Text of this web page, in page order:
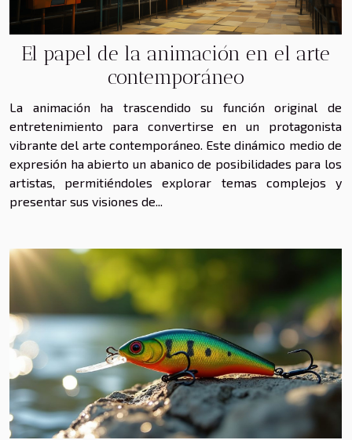
El papel de la animación en el arte
contemporáneo
La animación ha trascendido su función original de
entretenimiento para convertirse en un protagonista
vibrante del arte contemporáneo. Este dinámico medio de
expresión ha abierto un abanico de posibilidades para los
artistas, permitiéndoles explorar temas complejos y
presentar sus visiones de...